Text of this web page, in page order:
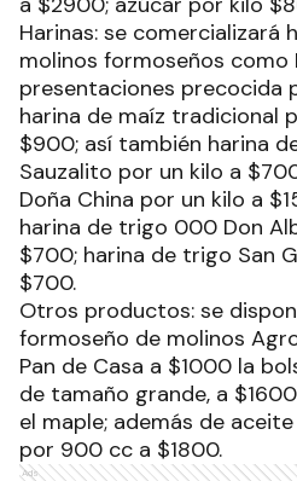
Harinas: se comercializará
molinos formoseños como
presentaciones precocida
harina de maíz tradicional
$900; así también harina
Sauzalito por un kilo a
Doña China por un kilo a
harina de trigo 000 Don
$700; harina de trigo San
$700.
Otros productos: se
formoseño de molinos
Pan de Casa a $1000 la
de tamaño grande, a
el maple; además de
por 900 cc a $1800.
Ads